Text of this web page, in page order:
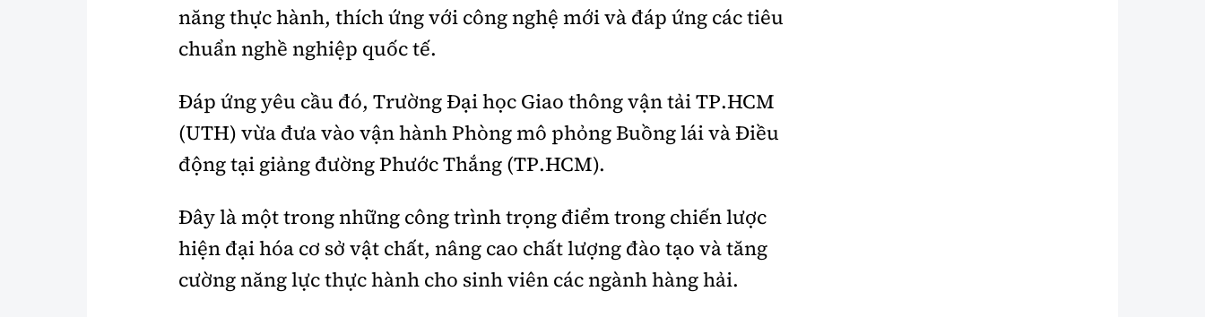
năng thực hành, thích ứng với công nghệ mới và đáp ứng các tiêu
chuẩn nghề nghiệp quốc tế.
Đáp ứng yêu cầu đó, Trường Đại học Giao thông vận tải TP.HCM
(UTH) vừa đưa vào vận hành Phòng mô phỏng Buồng lái và Điều
động tại giảng đường Phước Thắng (TP.HCM).
Đây là một trong những công trình trọng điểm trong chiến lược
hiện đại hóa cơ sở vật chất, nâng cao chất lượng đào tạo và tăng
cường năng lực thực hành cho sinh viên các ngành hàng hải.